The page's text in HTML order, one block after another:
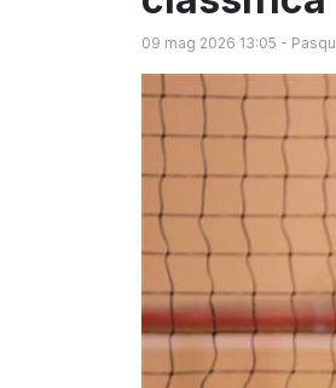
09 mag 2026 13:05 -